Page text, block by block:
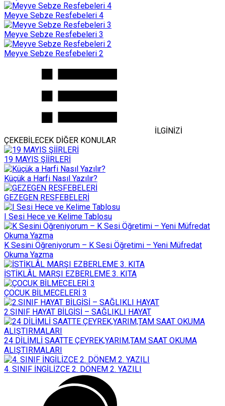
Meyve Sebze Resfebeleri 4
Meyve Sebze Resfebeleri 3
Meyve Sebze Resfebeleri 2
İLGİNİZİ
ÇEKEBİLECEK DİĞER KONULAR
19 MAYIS ŞİİRLERİ
Küçük a Harfi Nasıl Yazılır?
GEZEGEN RESFEBELERİ
I Sesi Hece ve Kelime Tablosu
K Sesini Öğreniyorum – K Sesi Öğretimi – Yeni Müfredat
Okuma Yazma
İSTİKLÂL MARŞI EZBERLEME 3. KITA
ÇOCUK BİLMECELERİ 3
2.SINIF HAYAT BİLGİSİ – SAĞLIKLI HAYAT
24 DİLİMLİ SAATTE ÇEYREK,YARIM,TAM SAAT OKUMA
ALIŞTIRMALARI
4. SINIF İNGİLİZCE 2. DÖNEM 2. YAZILI